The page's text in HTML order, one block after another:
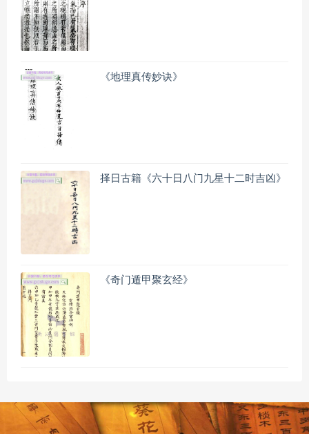
《地理真传妙诀》
择日古籍《六十日八门九星十二时吉凶》
《奇门遁甲聚玄经》